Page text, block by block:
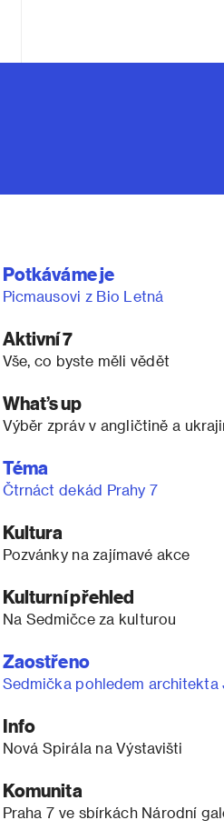
Potkáváme je
Picmausovi z Bio Letná
Aktivní 7
Vše, co byste měli vědět
What’s up
Výběr zpráv v angličtině a
Téma
Čtrnáct dekád Prahy 7
Kultura
Pozvánky na zajímavé akce
Kulturní přehled
Na Sedmičce za kulturou
Zaostřeno
Sedmička pohledem architekta
Info
Nová Spirála na Výstavišti
Komunita
Praha 7 ve sbírkách Národní